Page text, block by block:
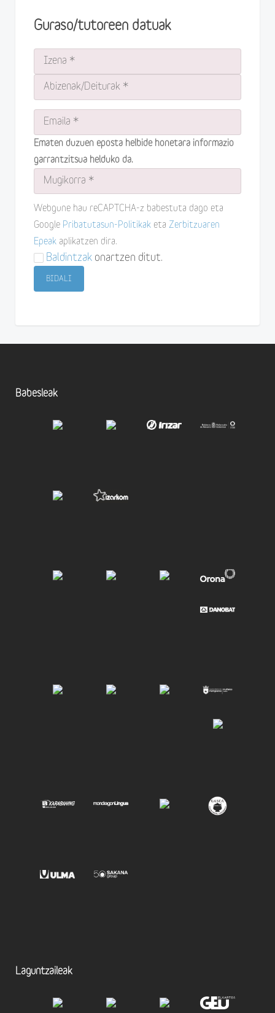
Guraso/tutoreen datuak
Ematen duzuen eposta helbide honetara informazio
garrantzitsua helduko da.
Webgune hau reCAPTCHA-z babestuta dago eta
Google Pribatutasun-Politikak eta Zerbitzuaren
Epeak aplikatzen dira.
Baldintzak onartzen ditut.
Babesleak
Laguntzaileak